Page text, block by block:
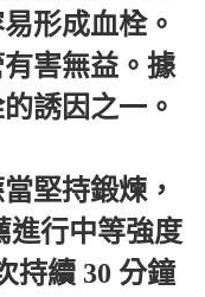
形成血栓。
害無益。據
誘因之一。
堅持鍛煉，
進行中等強度
持續 30 分鐘